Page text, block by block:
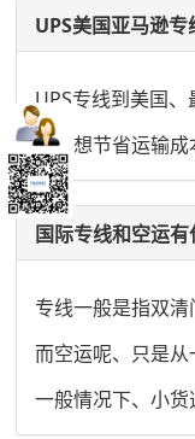
UPS美国亚马逊
UPS专线到美国
如果想节省运输
国际专线和空运有
专线一般是指双清
而空运呢、只是从
一般情况下、小货